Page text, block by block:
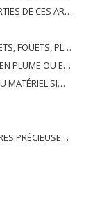
CES ARTICLES
ET LEURS PARTIES
DE CHEVEUX HUMAINS
DE CELUI-CI
MATIÈRES; IMITATION BIJOUTERIE; PIÈCE DE MONNAIE